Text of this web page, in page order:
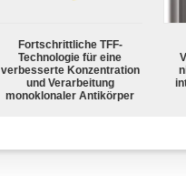
Fortschrittliche TFF-
Technologie für eine
verbesserte Konzentration
und Verarbeitung
monoklonaler Antikörper